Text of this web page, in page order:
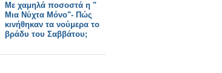
Με χαμηλά ποσοστά η "
Μια Νύχτα Μόνο"- Πώς
κινήθηκαν τα νούμερα το
βράδυ του Σαββάτου;